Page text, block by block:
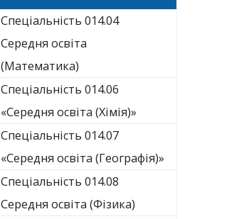
Спеціальність 014.04
Середня освіта
(Математика)
Спеціальність 014.06
«Середня освіта (Хімія)»
Спеціальність 014.07
«Середня освіта (Географія)»
Спеціальність 014.08
Середня освіта (Фізика)